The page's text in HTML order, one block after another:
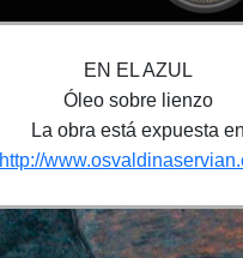
EN EL AZUL
Óleo sobre lienzo
La obra está expuesta en
http://